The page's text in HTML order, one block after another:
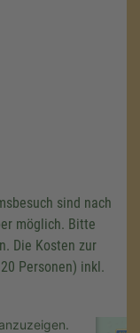
sind nach
möglich. Bitte
Die Kosten zur
Personen) inkl.
eines
Ihren
Sie die